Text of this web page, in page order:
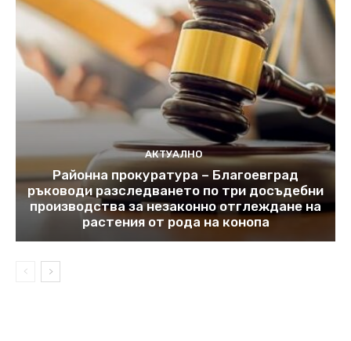
АКТУАЛНО
Районна прокуратура – Благоевград
ръководи разследването по три досъдебни
производства за незаконно отглеждане на
растения от рода на конопа